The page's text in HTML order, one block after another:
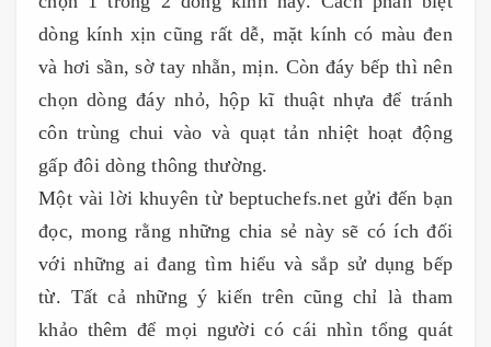
dòng kính xịn cũng rất dễ, mặt kính có màu đen
và hơi sần, sờ tay nhẵn, mịn. Còn đáy bếp thì nên
chọn dòng đáy nhỏ, hộp kĩ thuật nhựa để tránh
côn trùng chui vào và quạt tản nhiệt hoạt động
gấp đôi dòng thông thường.
Một vài lời khuyên từ beptuchefs.net gửi đến bạn
đọc, mong rằng những chia sẻ này sẽ có ích đối
với những ai đang tìm hiểu và sắp sử dụng bếp
từ. Tất cả những ý kiến trên cũng chỉ là tham
khảo thêm để mọi người có cái nhìn tổng quát